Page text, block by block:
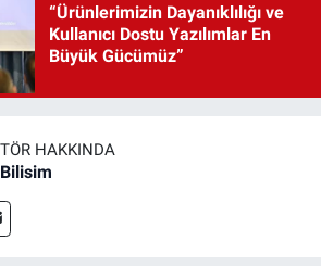
“Ürünlerimizin Dayanıklılığı ve
Kullanıcı Dostu Yazılımlar En
Büyük Gücümüz”
HAKKINDA